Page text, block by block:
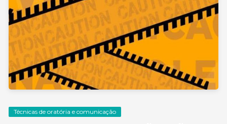
Técnicas de oratória e comunicação